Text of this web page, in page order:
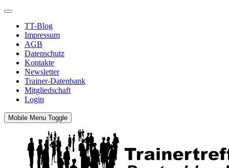
TT-Blog
Impressum
AGB
Datenschutz
Kontakte
Newsletter
Trainer-Datenbank
Mitgliedschaft
Login
Mobile Menu Toggle